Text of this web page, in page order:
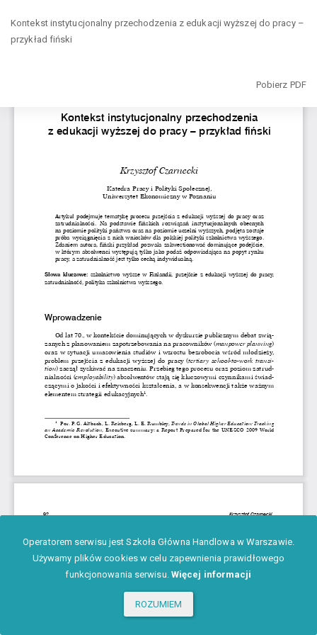
do
szczegółów
Kontekst instytucjonalny przechodzenia z edukacji wyższej do pracy –
przykład fiński
Pobierz PDF
Operatorem serwisu jest Szkoła Główna Handlowa w Warszawie.
Używamy plików cookies w celu zapewnienia prawidłowego
funkcjonowania serwisu. Więcej informacji
ROZUMIEM